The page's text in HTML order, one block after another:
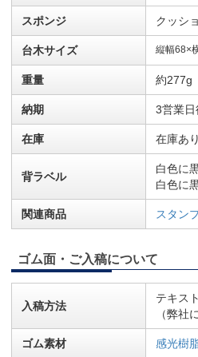
スポンジ クッシ
台木サイズ 縦幅68×
重量 約277g
納期 3営業
在庫 在庫あり
背ラベル
白色に
白色に
関連商品 スタン
ゴム面・ご入稿について
入稿方法
テキス
（弊社
ゴム素材 感光樹